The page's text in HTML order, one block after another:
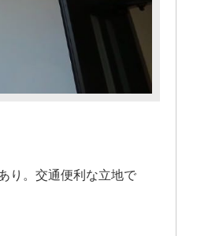
り。交通便利な立地で